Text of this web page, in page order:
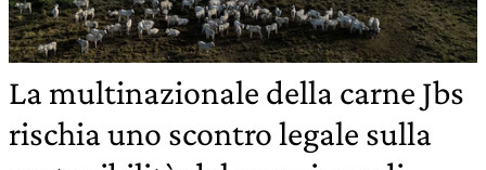
La multinazionale della carne Jbs
rischia uno scontro legale sulla